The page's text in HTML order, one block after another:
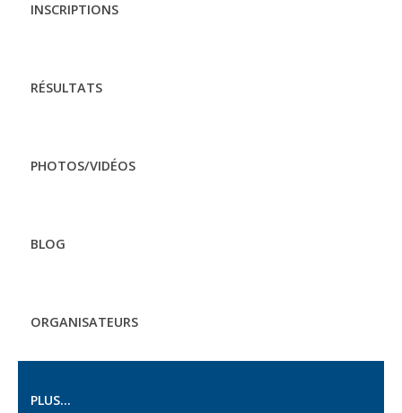
INSCRIPTIONS
RÉSULTATS
PHOTOS/VIDÉOS
BLOG
ORGANISATEURS
PLUS...